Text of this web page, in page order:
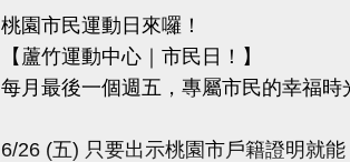
桃園市民運動日來囉！
【蘆竹運動中心｜市民日！】
每月最後一個週五，專屬市民的幸福時
6/26 (五) 只要出示桃園市戶籍證明就能